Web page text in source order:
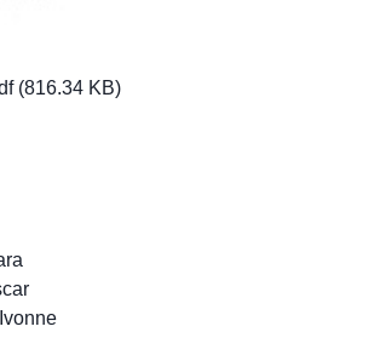
(816.34 KB)